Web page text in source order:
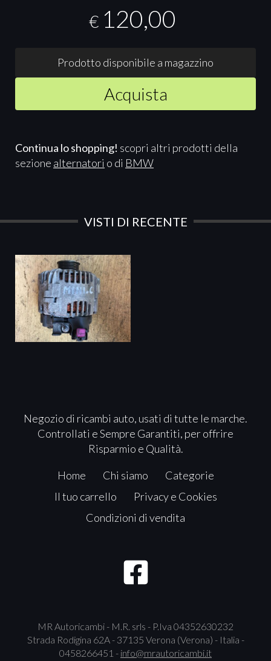
€ 120,00
Prodotto disponibile a magazzino
Acquista
Continua lo shopping! scopri altri prodotti della
sezione alternatori o di BMW
VISTI DI RECENTE
Negozio di ricambi auto, usati di tutte le marche.
Controllati e Sempre Garantiti, per offrire
Risparmio e Qualità.
Home Chi siamo
Categorie
Il tuo carrello
Privacy e Cookies
Condizioni di vendita
MR Autoricambi - M.R. srls - P.Iva 04352630232
Strada Rodigina 62A - 37135 Verona (Verona) - Italia -
0458266451 - info@mrautoricambi.it